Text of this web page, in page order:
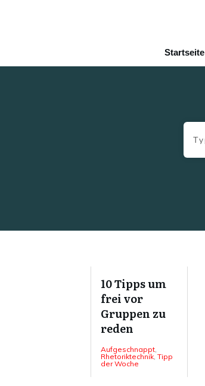
Startseite
10 Tipps um
frei vor
Gruppen zu
reden
Aufgeschnappt,
Rhetoriktechnik, Tipp
der Woche